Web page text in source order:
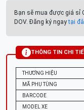
Bạn sẽ mua được giá sỉ
DOV. Đăng ký ngaytại
THÔNG TIN CHI
THƯƠNG HIỆU
MÃ PHỤ TÙNG
BARCODE
MODEL XE